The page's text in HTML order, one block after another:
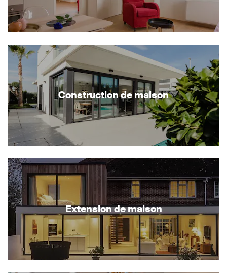
Construction de maison
Extension de maison